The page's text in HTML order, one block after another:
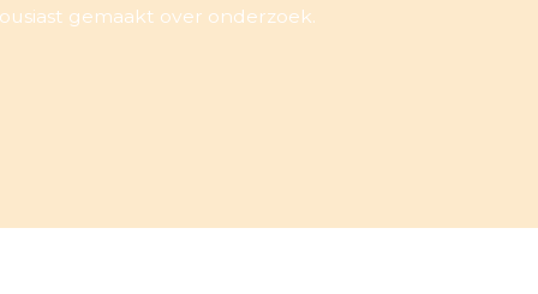
gemaakt over onderzoek.